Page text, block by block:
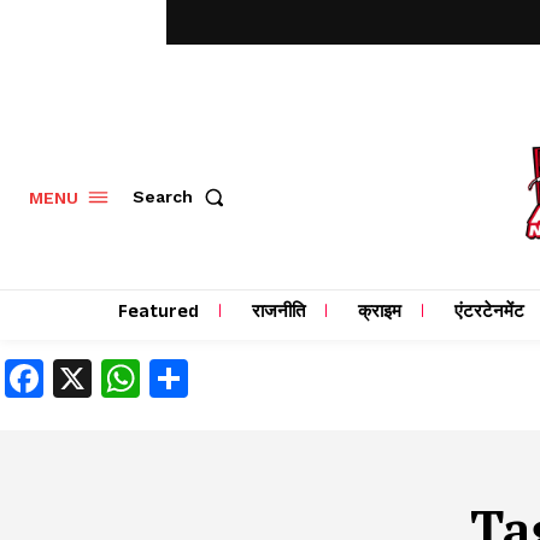
MENU Search
Featured राजनीति क्राइम एंटरटेनमेंट
Facebook
X WhatsApp